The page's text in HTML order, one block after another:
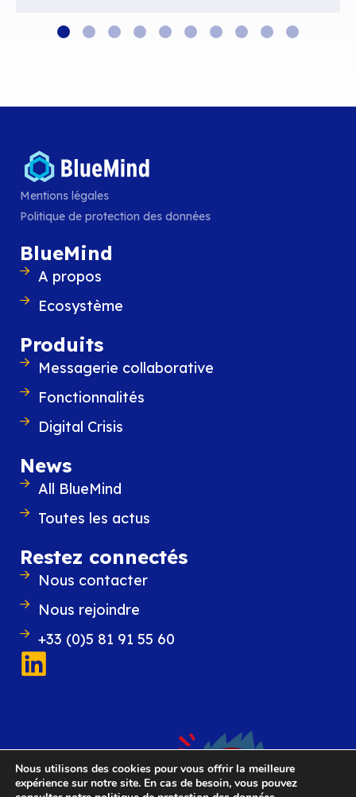
professionnels de l’IT et du digital en
LIRE L'ARTICLE
Mentions légales
Politique de protection des données
BlueMind
A propos
Ecosystème
Produits
Messagerie collaborative
Fonctionnalités
Digital Crisis
News
All BlueMind
Toutes les actus
Restez connectés
Nous contacter
Nous rejoindre
+33 (0)5 81 91 55 60
Nous utilisons des cookies pour vous offrir la meilleure
expérience sur notre site. En cas de besoin, vous pouvez